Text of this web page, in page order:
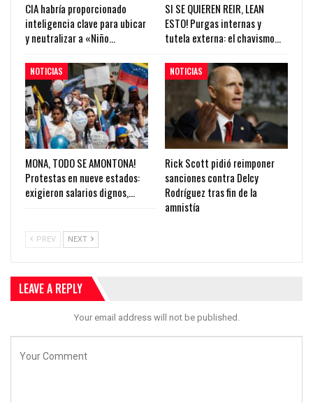
CIA habría proporcionado
inteligencia clave para ubicar
y neutralizar a «Niño…
SI SE QUIEREN REIR, LEAN
ESTO! Purgas internas y
tutela externa: el chavismo…
NOTICIAS
MONA, TODO SE AMONTONA!
Protestas en nueve estados:
exigieron salarios dignos,…
NOTICIAS
Rick Scott pidió reimponer
sanciones contra Delcy
Rodríguez tras fin de la
amnistía
PREV NEXT
LEAVE A REPLY
Your email address will not be published.